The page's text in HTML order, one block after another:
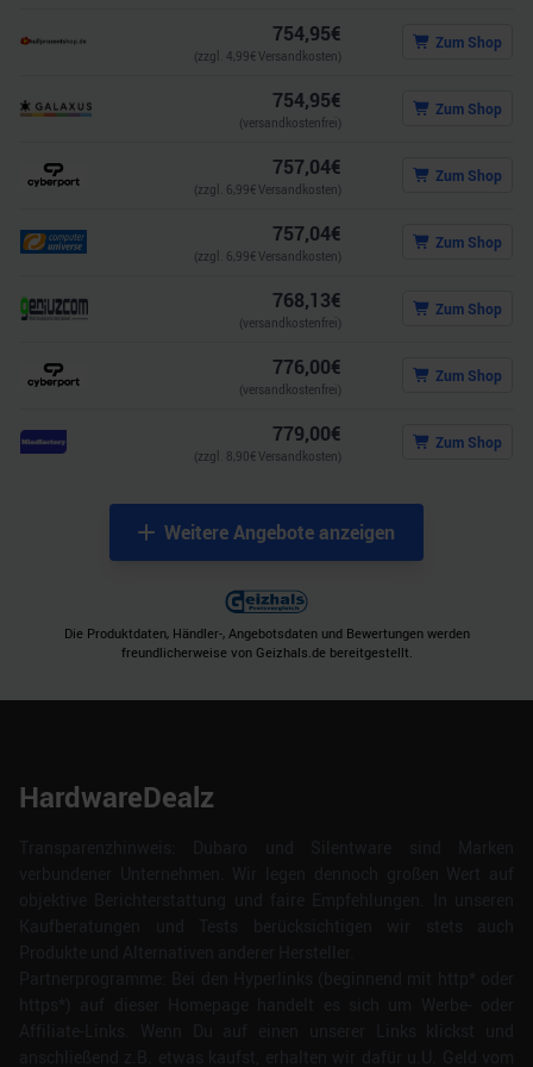
754,95€
(zzgl. 4,99€ Versandkosten)
Zum Shop
754,95€
(versandkostenfrei)
Zum Shop
757,04€
(zzgl. 6,99€ Versandkosten)
Zum Shop
757,04€
(zzgl. 6,99€ Versandkosten)
Zum Shop
768,13€
(versandkostenfrei)
Zum Shop
776,00€
(versandkostenfrei)
Zum Shop
779,00€
(zzgl. 8,90€ Versandkosten)
Zum Shop
Weitere Angebote anzeigen
Die Produktdaten, Händler-, Angebotsdaten und Bewertungen werden
freundlicherweise von Geizhals.de bereitgestellt.
HardwareDealz